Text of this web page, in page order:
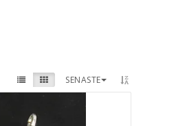
SENASTE